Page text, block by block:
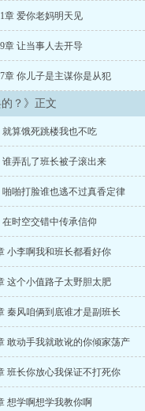
章 爱你老妈明天见
章 让当事人去开导
章 你儿子是主谋你是从犯
？》正文
就算饿死跳楼我也不吃
谁弄乱了班长被子滚出来
啪啪打脸谁也逃不过真香定律
在时空交错中传承信仰
小李啊我和班长都看好你
这个小值路子太野胆太肥
秦风咱俩到底谁才是副班长
敢动手我就敢讹的你倾家荡产
班长你放心我保证不打死你
想学啊想学我教你啊